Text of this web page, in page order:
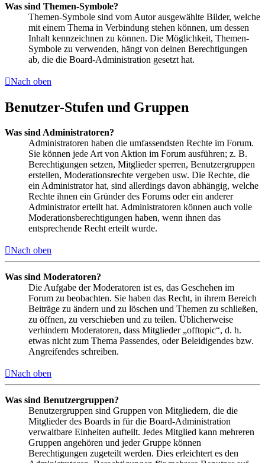
Was sind Themen-Symbole?
Themen-Symbole sind vom Autor ausgewählte Bilder, welche
mit einem Thema in Verbindung stehen können, um dessen
Inhalt kennzeichnen zu können. Die Möglichkeit, Themen-
Symbole zu verwenden, hängt von deinen Berechtigungen
ab, die die Board-Administration gesetzt hat.
Nach oben
Benutzer-Stufen und Gruppen
Was sind Administratoren?
Administratoren haben die umfassendsten Rechte im Forum.
Sie können jede Art von Aktion im Forum ausführen; z. B.
Berechtigungen setzen, Mitglieder sperren, Benutzergruppen
erstellen, Moderationsrechte vergeben usw. Die Rechte, die
ein Administrator hat, sind allerdings davon abhängig, welche
Rechte ihnen ein Gründer des Forums oder ein anderer
Administrator erteilt hat. Administratoren können auch volle
Moderationsberechtigungen haben, wenn ihnen das
entsprechende Recht erteilt wurde.
Nach oben
Was sind Moderatoren?
Die Aufgabe der Moderatoren ist es, das Geschehen im
Forum zu beobachten. Sie haben das Recht, in ihrem Bereich
Beiträge zu ändern und zu löschen und Themen zu schließen,
zu öffnen, zu verschieben und zu teilen. Üblicherweise
verhindern Moderatoren, dass Mitglieder „offtopic“, d. h.
etwas nicht zum Thema Passendes, oder Beleidigendes bzw.
Angreifendes schreiben.
Nach oben
Was sind Benutzergruppen?
Benutzergruppen sind Gruppen von Mitgliedern, die die
Mitglieder des Boards in für die Board-Administration
verwaltbare Einheiten aufteilt. Jedes Mitglied kann mehreren
Gruppen angehören und jeder Gruppe können
Berechtigungen zugeteilt werden. Dies erleichtert es den